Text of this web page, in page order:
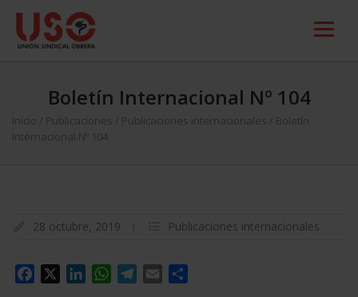
Boletín Internacional Nº 104
Inicio Publicaciones Publicaciones internacionales
Boletín
Internacional Nº 104
28 octubre, 2019 Publicaciones internacionales
Facebook LinkedInWhatsApp
Telegram
Email